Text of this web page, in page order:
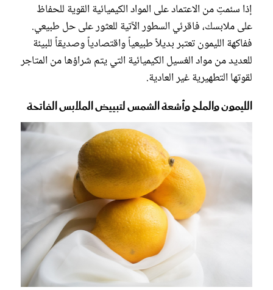
إذا سئمتِ من الاعتماد على المواد الكيميائية القوية للحفاظ
على ملابسك، فاقرئي السطور الآتية للعثور على حل طبيعي.
ففاكهة الليمون تعتبر بديلاً طبيعياً واقتصادياً وصديقاً للبيئة
للعديد من مواد الغسيل الكيميائية التي يتم شراؤها من المتاجر
لقوتها التطهيرية غير العادية.
الليمون والملح وأشعة الشمس لتبييض الملابس الفاتحة
مجلة سيدتي
غلاف رفمي